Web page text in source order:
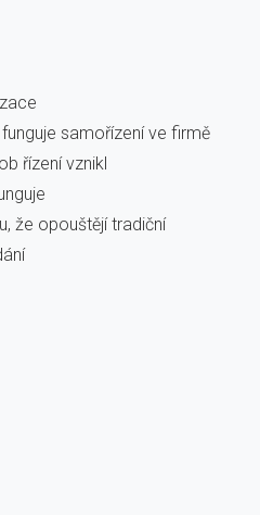
samořízení ve firmě
řízení vznikl
že opouštějí tradiční